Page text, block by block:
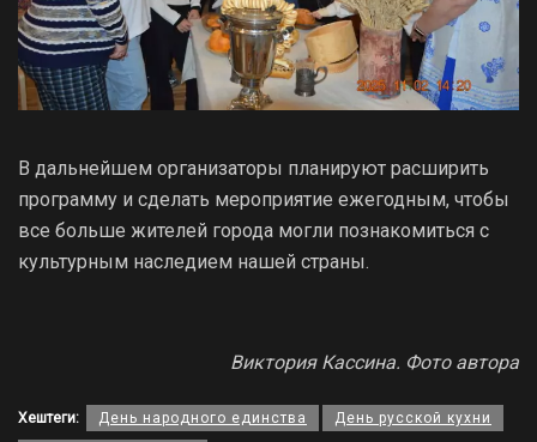
В дальнейшем организаторы планируют расширить
программу и сделать мероприятие ежегодным, чтобы
все больше жителей города могли познакомиться с
культурным наследием нашей страны.
Виктория Кассина. Фото автора
Хештеги: День народного единства День русской кухни